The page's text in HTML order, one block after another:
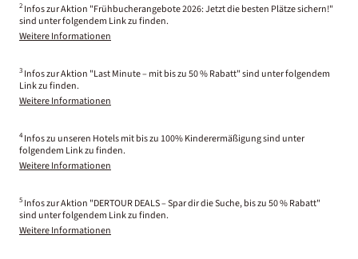
2 Infos zur Aktion "Frühbucherangebote 2026: Jetzt die besten Plätze sichern!"
sind unter folgendem Link zu finden.
Weitere Informationen
3 Infos zur Aktion "Last Minute – mit bis zu 50 % Rabatt" sind unter folgendem
Link zu finden.
Weitere Informationen
4 Infos zu unseren Hotels mit bis zu 100% Kinderermäßigung sind unter
folgendem Link zu finden.
Weitere Informationen
5 Infos zur Aktion "DERTOUR DEALS – Spar dir die Suche, bis zu 50 % Rabatt"
sind unter folgendem Link zu finden.
Weitere Informationen